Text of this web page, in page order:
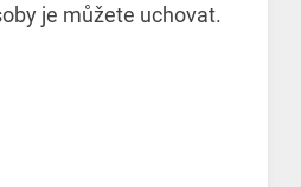
je můžete uchovat.